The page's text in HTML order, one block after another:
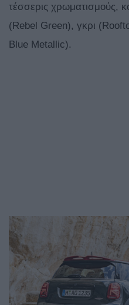
τέσσερις χρωματισμούς,
(Rebel Green), γκρι
Blue Metallic).